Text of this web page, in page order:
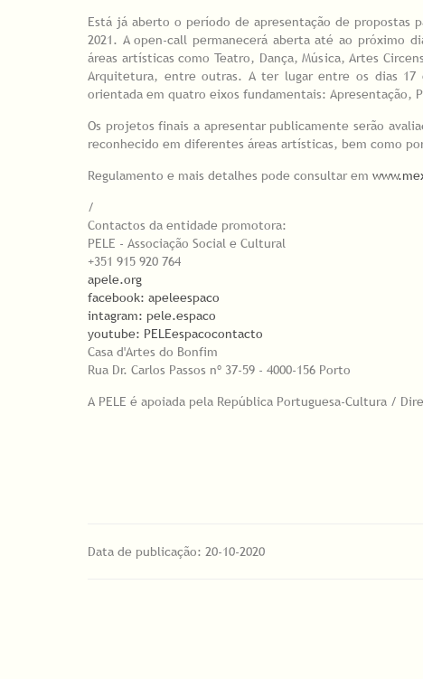
Está já aberto o período de apresentação de propostas
2021. A open-call permanecerá aberta até ao próximo
áreas artísticas como Teatro, Dança, Música, Artes
Arquitetura, entre outras. A ter lugar entre os dias 17
orientada em quatro eixos fundamentais: Apresentação,
Os projetos finais a apresentar publicamente serão
reconhecido em diferentes áreas artísticas, bem como
Regulamento e mais detalhes pode consultar em
/
Contactos da entidade promotora:
PELE - Associação Social e Cultural
+351 915 920 764
apele.org
facebook: apeleespaco
intagram: pele.espaco
youtube: PELEespacocontacto
Casa d'Artes do Bonfim
Rua Dr. Carlos Passos nº 37-59 - 4000-156 Porto​
A PELE é apoiada pela República Portuguesa-Cultura /
Data de publicação: 20-10-2020